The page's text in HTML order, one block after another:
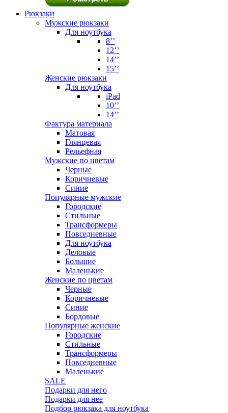
Рюкзаки
Мужские рюкзаки
Для ноутбука
8’’
12’’
14’’
15’’
Женские рюкзаки
Для ноутбука
iPad
10’’
14’’
Фактура материала
Матовая
Глянцевая
Рельефная
Мужские по цветам
Черные
Коричневые
Синие
Популярные мужские
Городские
Стильные
Трансформеры
Повседневные
Для ноутбука
Деловые
Большие
Маленькие
Женские по цветам
Черные
Коричневые
Синие
Бордовые
Популярные женские
Городские
Стильные
Трансформеры
Повседневные
Маленькие
SALE
Подарки для него
Подарки для нее
Подбор рюкзака для ноутбука